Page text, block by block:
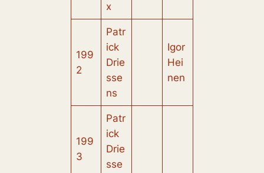
x
199
2
Patr
ick
Drie
sse
ns
Igor
Hei
nen
199
3
Patr
ick
Drie
sse